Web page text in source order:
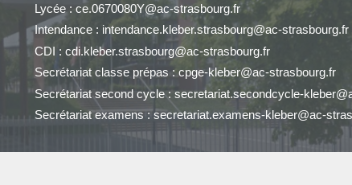
Lycée : ce.0670080Y@ac-strasbourg.fr
Intendance : intendance.kleber.strasbourg@ac-strasbourg.fr
CDI : cdi.kleber.strasbourg@ac-strasbourg.fr
Secrétariat classe prépas : cpge-kleber@ac-strasbourg.fr
Secrétariat second cycle : secretariat.secondcycle-
Secrétariat examens : secretariat.examens-kleber@ac-